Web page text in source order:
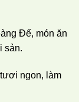
Đế, món ăn
sản.
ngon, làm